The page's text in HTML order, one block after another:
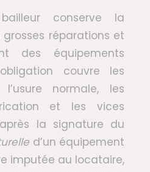
conserve la
réparations et
des équipements
couvre les
normale, les
et les vices
la signature du
d’un équipement
imputée au locataire,